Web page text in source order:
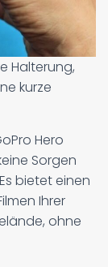
Halterung,
kurze
Hero
Sorgen
bietet einen
Ihrer
ohne